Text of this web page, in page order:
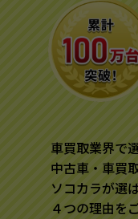
車買取業界で
中古車・車買
ソコカラが選
４つの理由を